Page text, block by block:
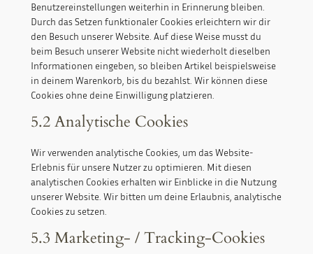
Benutzereinstellungen weiterhin in Erinnerung bleiben.
Durch das Setzen funktionaler Cookies erleichtern wir dir
den Besuch unserer Website. Auf diese Weise musst du
beim Besuch unserer Website nicht wiederholt dieselben
Informationen eingeben, so bleiben Artikel beispielsweise
in deinem Warenkorb, bis du bezahlst. Wir können diese
Cookies ohne deine Einwilligung platzieren.
5.2 Analytische Cookies
Wir verwenden analytische Cookies, um das Website-
Erlebnis für unsere Nutzer zu optimieren. Mit diesen
analytischen Cookies erhalten wir Einblicke in die Nutzung
unserer Website. Wir bitten um deine Erlaubnis, analytische
Cookies zu setzen.
5.3 Marketing- / Tracking-Cookies